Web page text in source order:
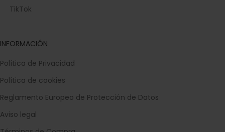
TikTok
INFORMACIÓN
Política de Privacidad
Política de cookies
Reglamento Europeo de Protección de Datos
Aviso legal